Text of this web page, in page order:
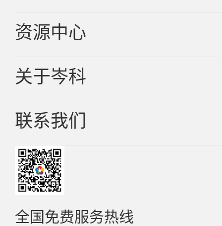
消费品
汽车电子
新能源
服务器
光电
更多行业分类
资源中心
新品资讯
技术文章
常见问题F&Q
环保证书
关于岑科
企业简介
发展历程
联系我们
联系方式
招聘中心
全国免费服务热线